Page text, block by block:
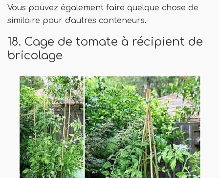
Vous pouvez également faire quelque chose de
similaire pour d'autres conteneurs.
18. Cage de tomate à récipient de
bricolage